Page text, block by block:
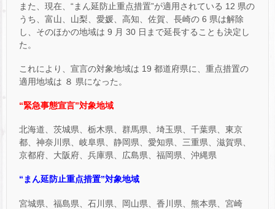
また、現在、“まん延防止重点措置”が適用されている 12 県の
うち、富山、山梨、愛媛、高知、佐賀、長崎の 6 県は解除
し、そのほかの地域は 9 月 30 日まで延長することも決定し
た。
これにより、宣言の対象地域は 19 都道府県に、重点措置の
適用地域は ８ 県になった。
“緊急事態宣言”対象地域
北海道、茨城県、栃木県、群馬県、埼玉県、千葉県、東京
都、神奈川県、岐阜県、静岡県、愛知県、三重県、滋賀県、
京都府、大阪府、兵庫県、広島県、福岡県、沖縄県
“まん延防止重点措置”対象地域
宮城県、福島県、石川県、岡山県、香川県、熊本県、宮崎